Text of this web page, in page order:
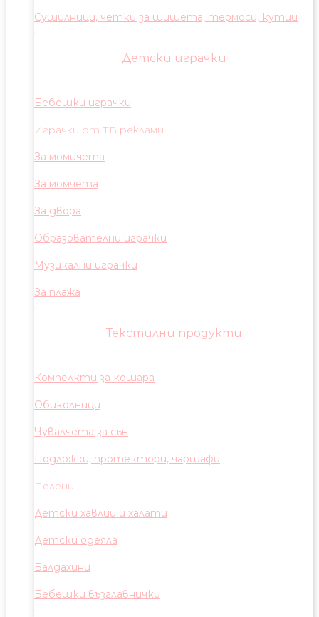
Сушилници, четки за шишета, термоси, кутии
Детски играчки
Бебешки играчки
Играчки от ТВ реклами
За момичета
За момчета
За двора
Образователни играчки
Музикални играчки
За плажа
Текстилни продукти
Компелкти за кошара
Обиколници
Чувалчета за сън
Подложки, протектори, чаршафи
Пелени
Детски хавлии и халати
Детски одеяла
Балдахини
Бебешки възглавнички